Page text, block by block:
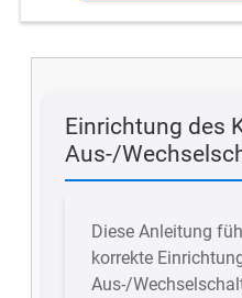
Einrichtung des
Aus-/
Diese Anleitung
korrekte
Aus-/